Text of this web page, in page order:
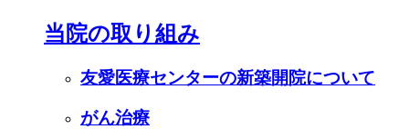
当院の取り組み
友愛医療センターの新築開院について
がん治療